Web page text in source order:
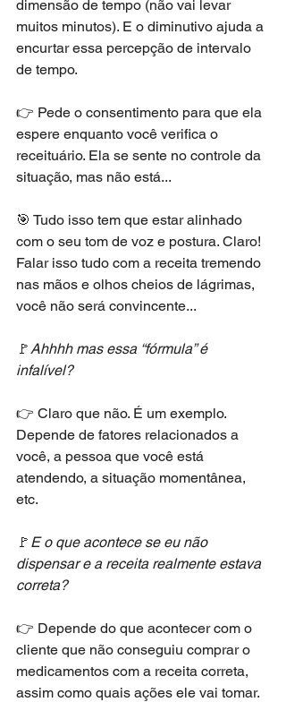
dimensão de tempo (não vai levar
muitos minutos). E o diminutivo ajuda a
encurtar essa percepção de intervalo
de tempo.
👉 Pede o consentimento para que ela
espere enquanto você verifica o
receituário. Ela se sente no controle da
situação, mas não está...
🎯 Tudo isso tem que estar alinhado
com o seu tom de voz e postura. Claro!
Falar isso tudo com a receita tremendo
nas mãos e olhos cheios de lágrimas,
você não será convincente...
🚩Ahhhh mas essa “fórmula” é
infalível?
👉 Claro que não. É um exemplo.
Depende de fatores relacionados a
você, a pessoa que você está
atendendo, a situação momentânea,
etc.
🚩 E o que acontece se eu não
dispensar e a receita realmente estava
correta?
👉 Depende do que acontecer com o
cliente que não conseguiu comprar o
medicamentos com a receita correta,
assim como quais ações ele vai tomar.